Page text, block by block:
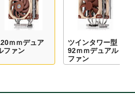
ｍｍデュア
ファン
ツインタワー型
92ｍｍデュアル
ファン